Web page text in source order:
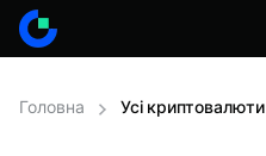
Головна Усі криптовалюти